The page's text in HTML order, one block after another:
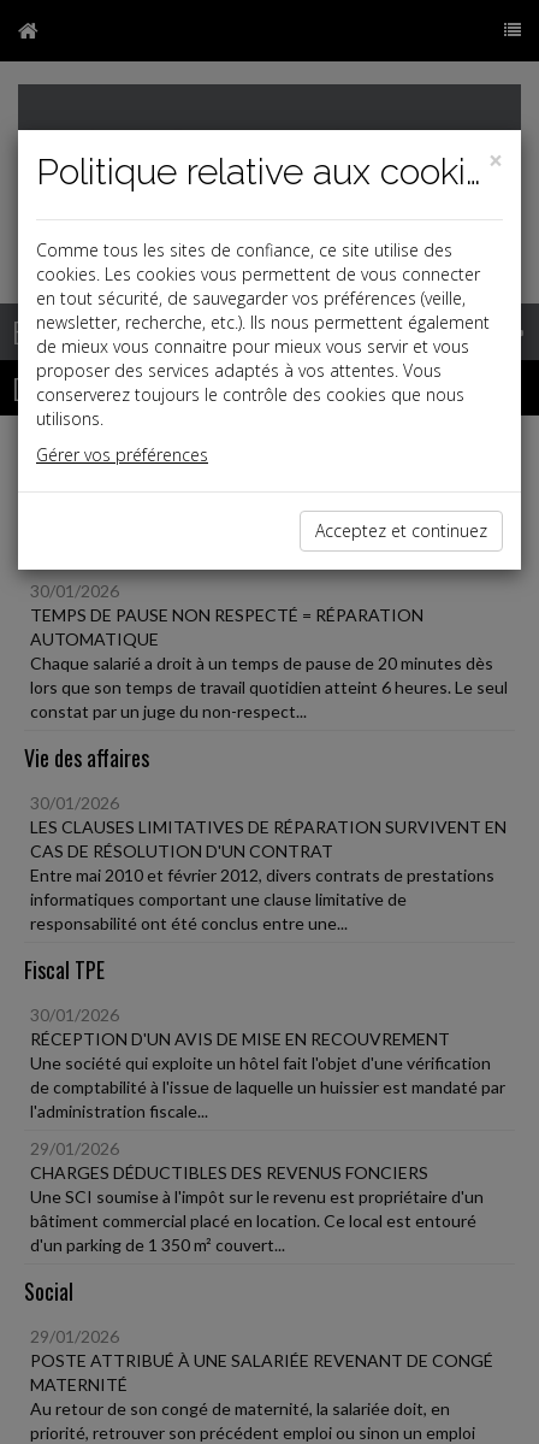
Base documentaire
Dépêches
Liste des dernières dépêches
30/01/2026
TEMPS DE PAUSE NON RESPECTÉ = RÉPARATION
AUTOMATIQUE
Chaque salarié a droit à un temps de pause de 20 minutes dès
lors que son temps de travail quotidien atteint 6 heures. Le seul
constat par un juge du non-respect...
Vie des affaires
30/01/2026
LES CLAUSES LIMITATIVES DE RÉPARATION SURVIVENT EN
CAS DE RÉSOLUTION D'UN CONTRAT
Entre mai 2010 et février 2012, divers contrats de prestations
informatiques comportant une clause limitative de
responsabilité ont été conclus entre une...
Fiscal TPE
30/01/2026
RÉCEPTION D'UN AVIS DE MISE EN RECOUVREMENT
Une société qui exploite un hôtel fait l'objet d'une vérification
de comptabilité à l'issue de laquelle un huissier est mandaté par
l'administration fiscale...
29/01/2026
CHARGES DÉDUCTIBLES DES REVENUS FONCIERS
Une SCI soumise à l'impôt sur le revenu est propriétaire d'un
bâtiment commercial placé en location. Ce local est entouré
d'un parking de 1 350 m² couvert...
Social
29/01/2026
POSTE ATTRIBUÉ À UNE SALARIÉE REVENANT DE CONGÉ
MATERNITÉ
Au retour de son congé de maternité, la salariée doit, en
priorité, retrouver son précédent emploi ou sinon un emploi
×
Politique relative aux cookies
Comme tous les sites de confiance, ce site utilise des
cookies. Les cookies vous permettent de vous connecter
en tout sécurité, de sauvegarder vos préférences (veille,
newsletter, recherche, etc.). Ils nous permettent également
de mieux vous connaitre pour mieux vous servir et vous
proposer des services adaptés à vos attentes. Vous
conserverez toujours le contrôle des cookies que nous
utilisons.
Gérer vos préférences
Acceptez et continuez